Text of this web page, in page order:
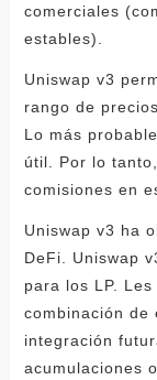
comerciales
estables).
Uniswap v3
rango de
Lo más
útil. Por lo
comisiones en
Uniswap v3 ha
DeFi. Uniswap
para los LP.
combinación de
integración
acumulaciones